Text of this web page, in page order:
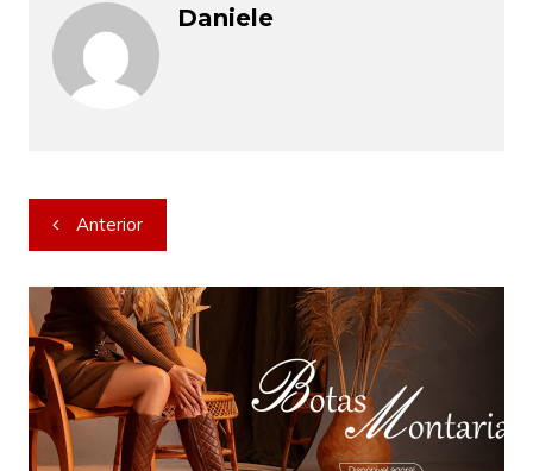
Daniele
Navegação
de
Post
Anterior